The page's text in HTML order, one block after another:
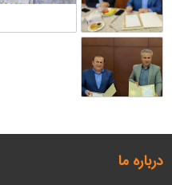
درباره ما